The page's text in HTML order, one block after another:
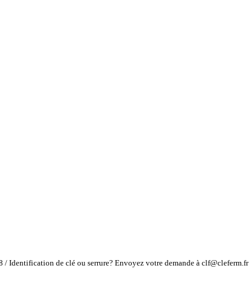
/ Identification de clé ou serrure? Envoyez votre demande à clf@cleferm.fr